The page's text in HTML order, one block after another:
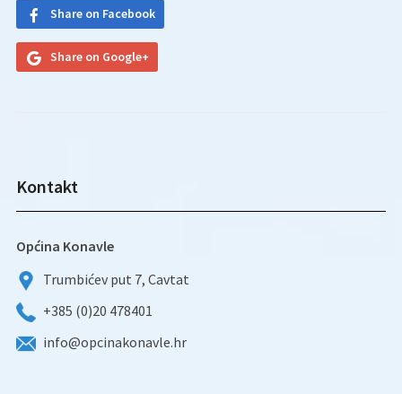
Share on Facebook
Share on Google+
Kontakt
Općina Konavle
Trumbićev put 7, Cavtat
+385 (0)20 478401
info@opcinakonavle.hr